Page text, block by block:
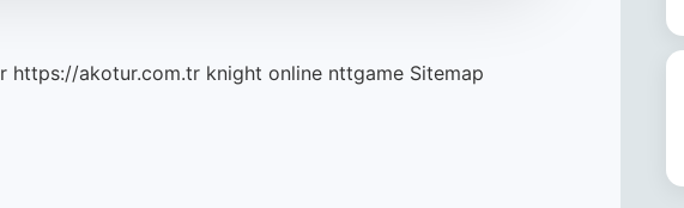
https://akotur.com.tr knight online nttgame Sitemap